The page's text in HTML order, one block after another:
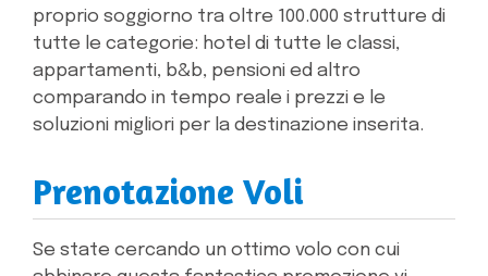
proprio soggiorno tra oltre 100.000 strutture di
tutte le categorie: hotel di tutte le classi,
appartamenti, b&b, pensioni ed altro
comparando in tempo reale i prezzi e le
soluzioni migliori per la destinazione inserita.
Prenotazione Voli
Se state cercando un ottimo volo con cui